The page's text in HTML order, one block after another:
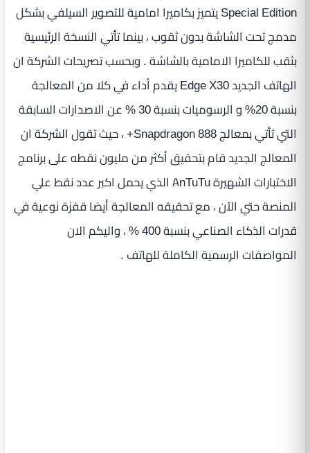
Special Edition يتميز بكاميرا امامية للتصوير السيلفي بشكل
مدمج تحت الشاشة بدون ثقوب ، بينما تأتي النسخة الرئيسية
بثقب للكاميرا الامامية بالشاشة . وبحسب تصريحات الشركة ان
الهاتف الجديد Edge X30 يقدم أداء في كلا من المعالجة
بنسبة 20% و الرسوميات بنسبة 30 % عن الاصدارات السابقة
التي تأتي بمعالج Snapdragon 888+ ، حيث تقول الشركة ان
المعالج الجديد قام بتحقيق أكثر من مليون نقطه على برنامج
الاختبارات الشهيرة AnTuTu الذي يحمل اكبر عدد نقط علي
المنصة حتي الآن ، مع تحقيقه المعالجة أيضا قفزة نوعية في
قدرات الذكاء الصناعي بنسبة 400 % ، واليكم الان
المواصفات الرسمية الكاملة للهاتف .